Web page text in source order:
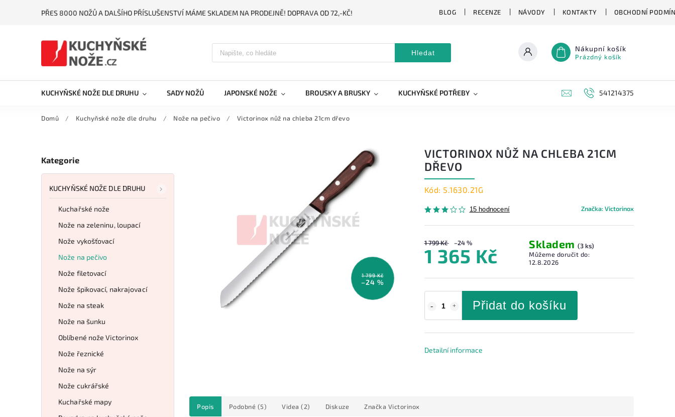
PŘES 8000 NOŽŮ A DALŠÍHO PŘÍSLUŠENSTVÍ MÁME SKLADEM NA PRODEJNĚ! DOPRAVA OD 72,-KČ! BLOG RECENZE NÁVODY KONTAKTY OBCHODNÍ
Hledat Nákupní košík
Prázdný košík
KUCHYŇSKÉ NOŽE DLE DRUHU SADY NOŽŮ JAPONSKÉ NOŽE BROUSKY A BRUSKY KUCHYŇSKÉ POTŘEBY NOVINKY ZNAČKY
541214375
Domů / Kuchyňské nože dle druhu / Nože na pečivo / Victorinox nůž na chleba 21cm dřevo
Kategorie
KUCHYŇSKÉ NOŽE DLE DRUHU
Kuchařské nože
Nože na zeleninu, loupací
Nože vykošťovací
Nože na pečivo
Nože filetovací
Nože špikovací, nakrajovací
Nože na steak
Nože na šunku
Oblíbené nože Victorinox
Nože řeznické
Nože na sýr
Nože cukrářské
Kuchařské mapy
1 799 Kč
–24 %
VICTORINOX NŮŽ NA CHLEBA 21CM
DŘEVO
Kód: 5.1630.21G
15 hodnocení Značka:Victorinox
1 799 Kč –24 %
1 365 Kč
Skladem(3 ks)
Můžeme doručit do:
12.8.2026
Přidat do košíku
Detailní informace
Popis Podobné (5) Videa (2) Diskuze Značka Victorinox